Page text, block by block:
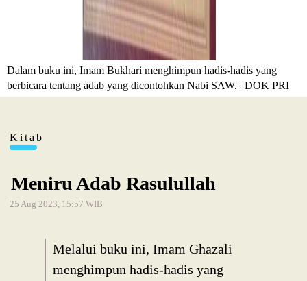
Dalam buku ini, Imam Bukhari menghimpun hadis-hadis yang
berbicara tentang adab yang dicontohkan Nabi SAW. | DOK PRI
Kitab
Meniru Adab Rasulullah
25 Aug 2023, 15:57 WIB
Melalui buku ini, Imam Ghazali
menghimpun hadis-hadis yang